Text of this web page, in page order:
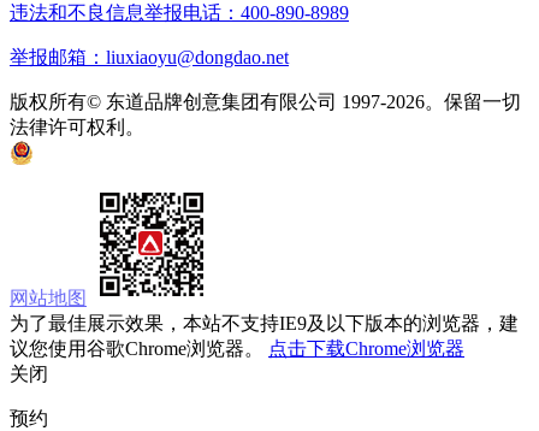
违法和不良信息举报电话：400-890-8989
举报邮箱：liuxiaoyu@dongdao.net
版权所有© 东道品牌创意集团有限公司 1997-2026。保留一切
法律许可权利。
网站地图
为了最佳展示效果，本站不支持IE9及以下版本的浏览器，建
议您使用谷歌Chrome浏览器。
点击下载Chrome浏览器
关闭
预约